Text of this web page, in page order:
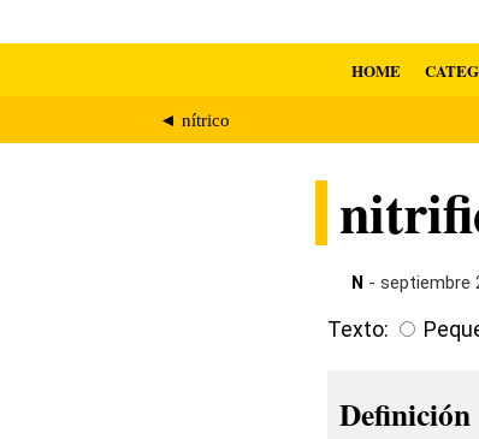
HOME
◄ nítrico
N - septiembre
Texto:
Definición